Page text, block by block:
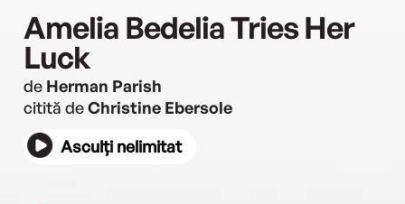
Amelia Bedelia Tries Her
Luck
de Herman Parish
citită deChristine Ebersole
Asculți nelimitat